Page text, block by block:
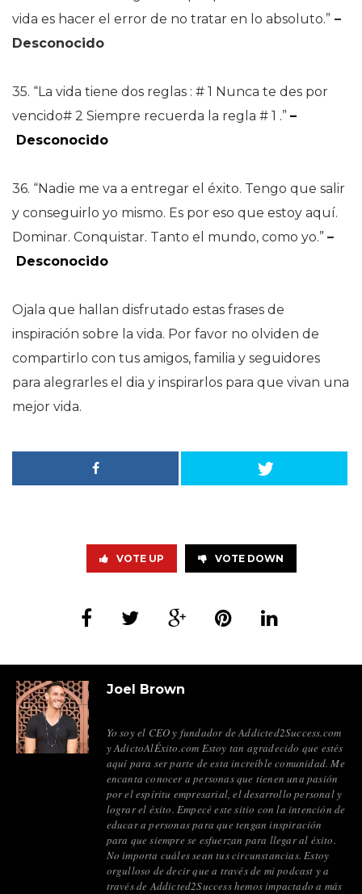
vida es hacer el error de no tratar en lo absoluto.” –
Desconocido
35. “La vida tiene dos reglas : # 1 Nunca te des por
vencido# 2 Siempre recuerda la regla # 1 .” –
Desconocido
36. “Nadie me va a entregar el éxito. Tengo que salir
y conseguirlo yo mismo. Es por eso que estoy aquí.
Dominar. Conquistar. Tanto el mundo, como yo.” –
Desconocido
Ojala que hallan disfrutado estas frases de
inspiración sobre la vida. Por favor no olviden de
compartirlo con tus amigos, familia y seguidores
para alegrarles el dia y inspirarlos para que vivan una
mejor vida.
VOTE UP VOTE DOWN
Joel Brown
Yo soy el CEO y fundador de Addicted2Success.com
y AdictoAlÉxito.com Estoy tan agradecido que estés
aquí para ser parte de esta increíble comunidad. Me
encanta conocer a personas que tienen una pasión
por el espíritu empresarial, el desarrollo personal y
lograr el éxito. Empecé este sitio con la intención de
educar a personas para que tengan inspiración
para que siempre se esfuerzan para llegar al éxito.
No importa cuáles sean tus circunstancias. Estoy
orgulloso de decir que a través de mi podcast y a
través de Addicted2Success hemos impactado a más